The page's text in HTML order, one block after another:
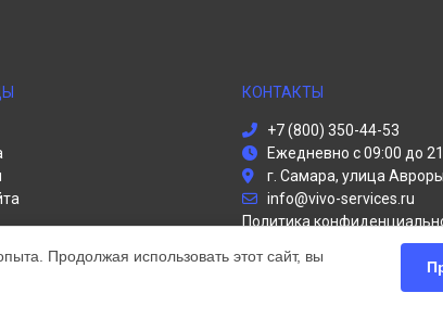
КОНТАКТЫ
+7 (800) 350-44-53
Ежедневно с 09:00 до
г. Самара, улица
info@vivo-services.ru
Политика
Способы оплаты
Продолжая использовать этот сайт, вы